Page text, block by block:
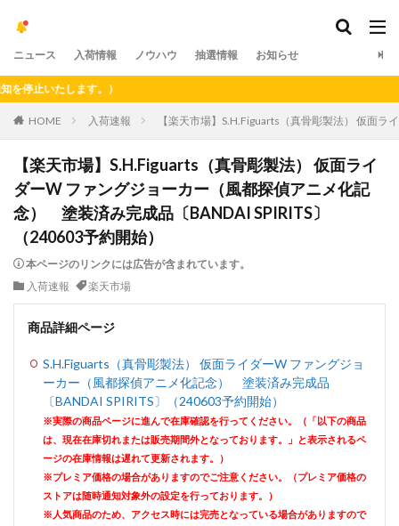
ニュース 入荷情報 ノウハウ 抽選情報 お知らせ
いたします。）
HOME 入荷速報 【楽天市場】S.H.Figuarts（真骨彫製法） 仮面
【楽天市場】S.H.Figuarts（真骨彫製法） 仮面ライ
ダーW ファングジョーカー（風都探偵アニメ化記
念） 塗装済み完成品〔BANDAI SPIRITS〕
（240603予約開始）
本ページのリンクには広告が含まれています。
入荷速報
楽天市場
商品詳細ページ
S.H.Figuarts（真骨彫製法） 仮面ライダーW ファングジョ
ーカー（風都探偵アニメ化記念） 塗装済み完成品
〔BANDAI SPIRITS〕（240603予約開始）
※実際の商品ページに進んで在庫確認を行ってください。（「以下の商品
は、現在在庫切れまたは販売期間外となっております。」と表示されるペ
ージの在庫情報は遅れて更新されます。）
※プレミア価格の場合がありますのでご注意ください。（プレミア価格の
ストアは随時通知対象外の設定を行っております。）
※人気商品のため、アクセス時には完売となっている場合がありますので